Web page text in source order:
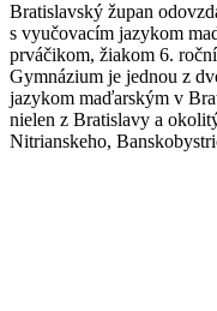
Bratislavský župan
s vyučovacím jazykom
prváčikom, žiakom 6.
Gymnázium je jednou z
jazykom maďarským v
nielen z Bratislavy a
Nitrianskeho,